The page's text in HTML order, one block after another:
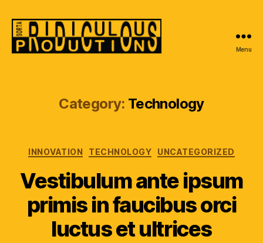
Menu
Category: Technology
Categories
INNOVATION TECHNOLOGY UNCATEGORIZED
Vestibulum ante ipsum
primis in faucibus orci
luctus et ultrices